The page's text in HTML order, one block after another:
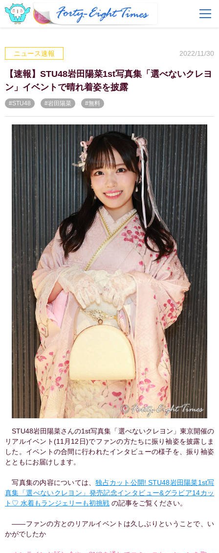
FAQ
ログイン 会員登録
ニュース速報 2022/11/30
【速報】STU48岩田陽菜1st写真集「選べないクレヨ
ン」イベントで晴れ着姿を披露
#STU48 #岩田陽菜 #無料
STU48岩田陽菜さんの1st写真集「選べないクレヨン」東京開催の
リアルイベント(11月12日)でファンの方たちに振り袖姿を披露しま
した。イベントの合間に行われたインタビューの様子を、振り袖姿
とともにお届けします。
写真集の内容については、独占カット公開! STU48岩田陽菜1st写
真集「選べないクレヨン」発売記念インタビュー&グラビア14カッ
ト♡ 水着もランジェリーも初挑戦 の記事をご覧ください。
――ファンの方とのリアルイベントは久しぶりということで、い
かがでしたか